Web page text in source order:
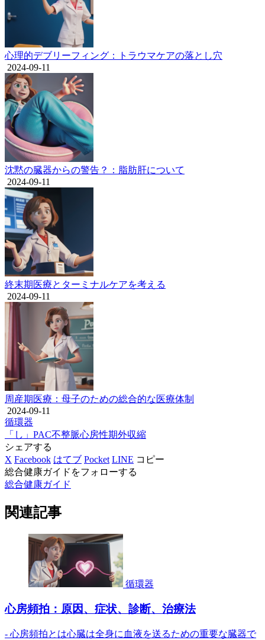
心理的デブリーフィング：トラウマケアの落とし穴
2024-09-11
沈黙の臓器からの警告？：脂肪肝について
2024-09-11
終末期医療とターミナルケアを考える
2024-09-11
周産期医療：母子のための総合的な医療体制
2024-09-11
循環器
「し」 PAC不整脈心房性期外収縮
シェアする
X Facebook はてブ Pocket LINE コピー
総合健康ガイドをフォローする
総合健康ガイド
関連記事
循環器
心房頻拍：原因、症状、診断、治療法
- 心房頻拍とは心臓は全身に血液を送るための重要な臓器で